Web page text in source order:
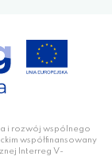
i rozwój wspólnego
współfinansowany
Interreg V-